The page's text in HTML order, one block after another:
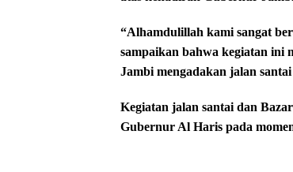
“Alhamdulillah kami sangat
sampaikan bahwa kegiatan
Jambi mengadakan jalan
Kegiatan jalan santai dan
Gubernur Al Haris pada